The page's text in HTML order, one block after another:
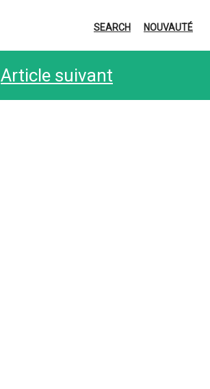
SEARCH NOUVAUTÉ
Article suivant